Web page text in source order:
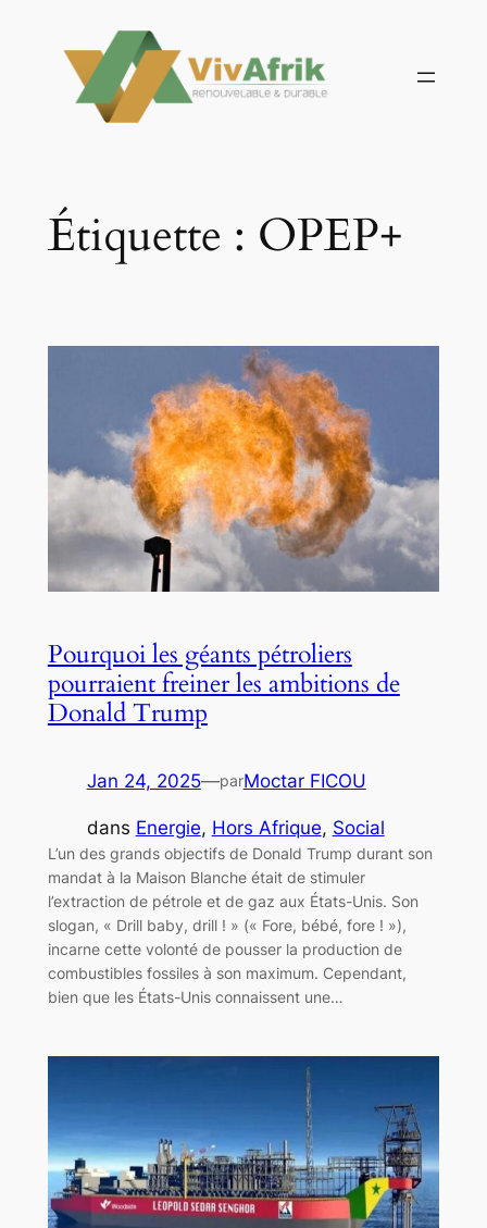
contenu
Étiquette : OPEP+
Pourquoi les géants pétroliers
pourraient freiner les ambitions de
Donald Trump
Jan 24, 2025—parMoctar FICOU
dans Energie, Hors Afrique, Social
L’un des grands objectifs de Donald Trump durant son
mandat à la Maison Blanche était de stimuler
l’extraction de pétrole et de gaz aux États-Unis. Son
slogan, « Drill baby, drill ! » (« Fore, bébé, fore ! »),
incarne cette volonté de pousser la production de
combustibles fossiles à son maximum. Cependant,
bien que les États-Unis connaissent une…